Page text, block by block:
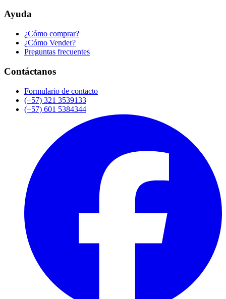
Ayuda
¿Cómo comprar?
¿Cómo Vender?
Preguntas frecuentes
Contáctanos
Formulario de contacto
(+57) 321 3539133
(+57) 601 5384344